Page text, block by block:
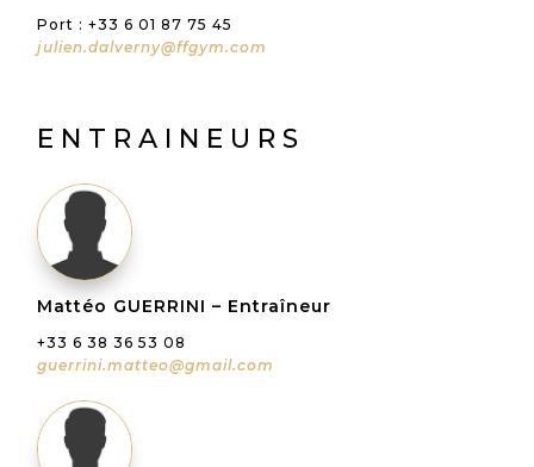
Port : +33 6 01 87 75 45
julien.dalverny@ffgym.com
ENTRAINEURS
Mattéo GUERRINI – Entraîneur
+33 6 38 36 53 08
guerrini.matteo@gmail.com